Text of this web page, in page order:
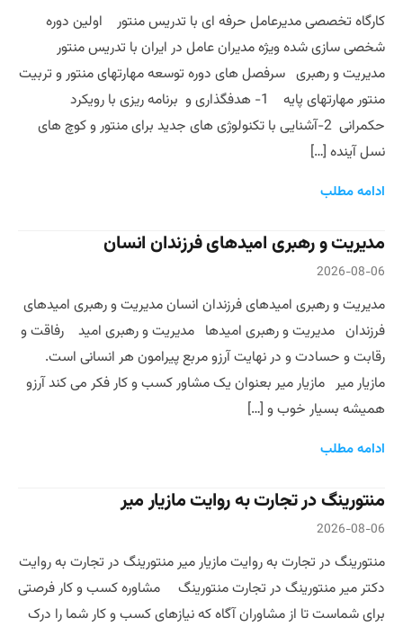
کارگاه تخصصی مدیرعامل حرفه ای با تدریس منتور اولین دوره
شخصی سازی شده ویژه مدیران عامل در ایران با تدریس منتور
مدیریت و رهبری سرفصل های دوره توسعه مهارتهای منتور و تربیت
منتور مهارتهای پایه 1- هدفگذاری و برنامه ریزی با رویکرد
حکمرانی 2-آشنایی با تکنولوژی های جدید برای منتور و کوچ های
نسل آینده […]
ادامه مطلب
مدیریت و رهبری امیدهای فرزندان انسان
2026-08-06
مدیریت و رهبری امیدهای فرزندان انسان مدیریت و رهبری امیدهای
فرزندان مدیریت و رهبری امیدها مدیریت و رهبری امید رفاقت و
رقابت و حسادت و در نهایت آرزو مربع پیرامون هر انسانی است.
مازیار میر مازیار میر بعنوان یک مشاور کسب و کار فکر می کند آرزو
همیشه بسیار خوب و […]
ادامه مطلب
منتورینگ در تجارت به روایت مازیار میر
2026-08-06
منتورینگ در تجارت به روایت مازیار میر منتورینگ در تجارت به روایت
دکتر میر منتورینگ در تجارت منتورینگ مشاوره کسب و کار فرصتی
برای شماست تا از مشاوران آگاه که نیازهای کسب و کار شما را درک